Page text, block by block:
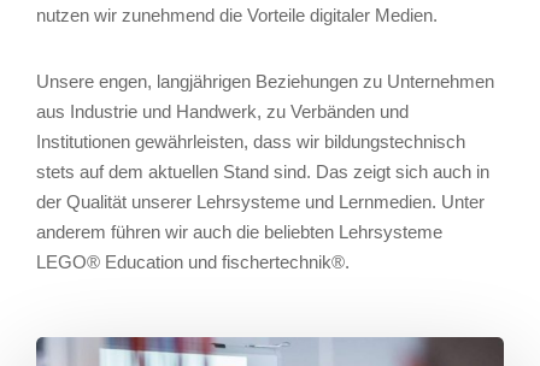
nutzen wir zunehmend die Vorteile digitaler Medien.
Unsere engen, langjährigen Beziehungen zu Unternehmen
aus Industrie und Handwerk, zu Verbänden und
Institutionen gewährleisten, dass wir bildungstechnisch
stets auf dem aktuellen Stand sind. Das zeigt sich auch in
der Qualität unserer Lehrsysteme und Lernmedien. Unter
anderem führen wir auch die beliebten Lehrsysteme
LEGO® Education und fischertechnik®.